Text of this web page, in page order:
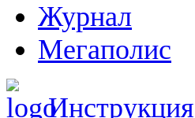
Журнал
Мегаполис